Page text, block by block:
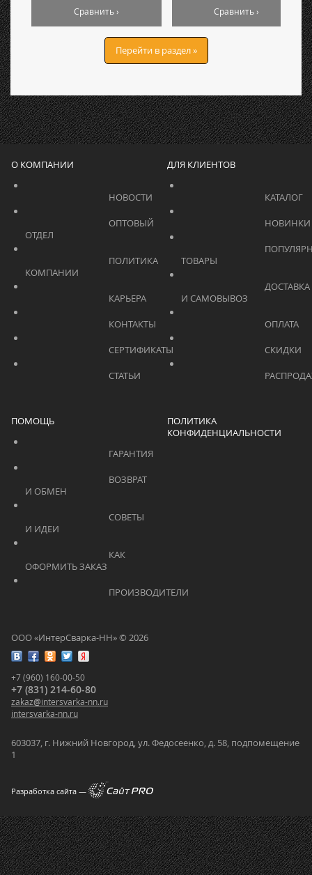
Сравнить › Сравнить ›
Перейти в раздел »
ООО «ИнтерСварка-НН» © 2026
+7 (960) 160-00-50
+7 (831) 214-60-80
zakaz@intersvarka-nn.ru
intersvarka-nn.ru
603037, г. Нижний Новгород, ул. Федосеенко, д. 58, подпомещение
1
Разработка сайта —
О КОМПАНИИ
			    		КАРЬЕРА
ДЛЯ КЛИЕНТОВ
ПОМОЩЬ
ПОЛИТИКА
КОНФИДЕНЦИАЛЬНОСТИ